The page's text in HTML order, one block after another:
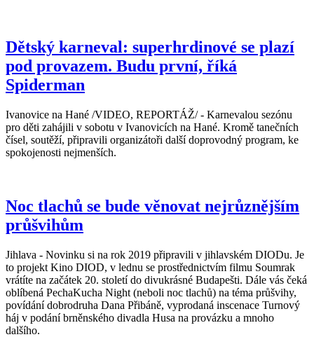
Dětský karneval: superhrdinové se plazí
pod provazem. Budu první, říká
Spiderman
Ivanovice na Hané /VIDEO, REPORTÁŽ/ - Karnevalou sezónu
pro děti zahájili v sobotu v Ivanovicích na Hané. Kromě tanečních
čísel, soutěží, připravili organizátoři další doprovodný program, ke
spokojenosti nejmenších.
Noc tlachů se bude věnovat nejrůznějším
průšvihům
Jihlava - Novinku si na rok 2019 připravili v jihlavském DIODu. Je
to projekt Kino DIOD, v lednu se prostřednictvím filmu Soumrak
vrátíte na začátek 20. století do divukrásné Budapešti. Dále vás čeká
oblíbená PechaKucha Night (neboli noc tlachů) na téma průšvihy,
povídání dobrodruha Dana Přibáně, vyprodaná inscenace Turnový
háj v podání brněnského divadla Husa na provázku a mnoho
dalšího.